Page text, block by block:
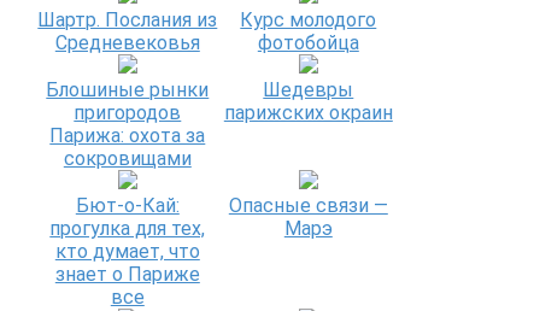
Шартр. Послания из
Средневековья
Курс молодого
фотобойца
Блошиные рынки
пригородов
Парижа: охота за
сокровищами
Шедевры
парижских окраин
Бют-о-Кай:
прогулка для тех,
кто думает, что
знает о Париже
все
Опасные связи —
Марэ